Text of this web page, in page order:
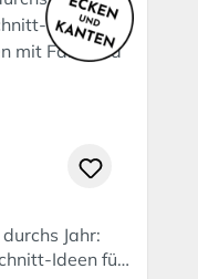
Jahr:
Ideen für